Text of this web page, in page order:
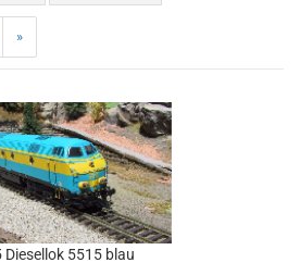
»
Diesellok 5515 blau